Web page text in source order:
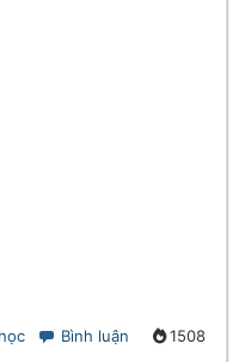
Bình luận 1508